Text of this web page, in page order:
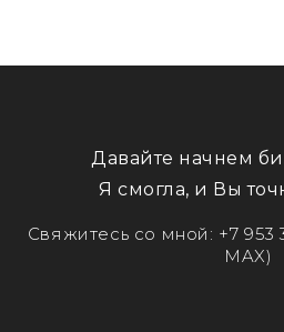
Давайте начнем
Я смогла, и Вы
Свяжитесь со мной: +7 953
MAX)